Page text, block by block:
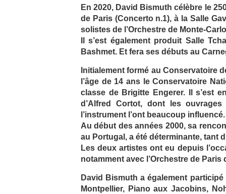
En 2020, David Bismuth célèbre le
de Paris (Concerto n.1), à la Salle
solistes de l’Orchestre de Monte-
Il s’est également produit Salle
Bashmet. Et fera ses débuts au
Initialement formé au Conservatoire
l’âge de 14 ans le Conservatoire
classe de Brigitte Engerer. Il s’est
d’Alfred Cortot, dont les
l’instrument l’ont beaucoup influencé.
Au début des années 2000, sa
au Portugal, a été déterminante, tant
Les deux artistes ont eu depuis
notamment avec l’Orchestre de
David Bismuth a également
Montpellier, Piano aux Jacobins,